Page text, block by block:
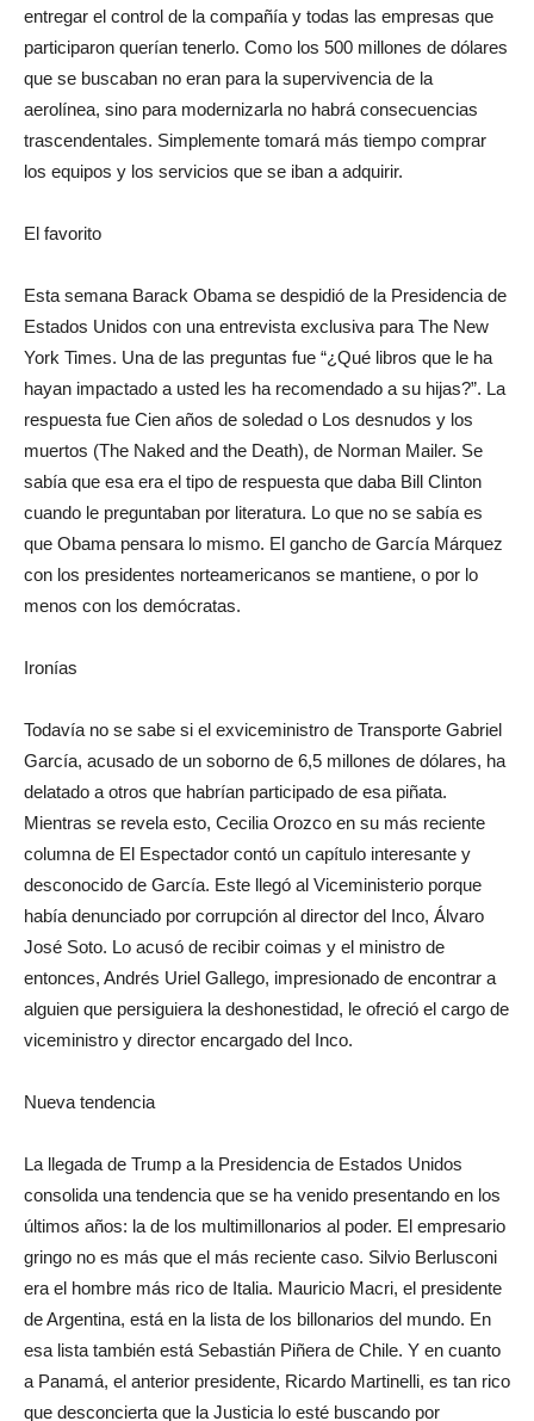
entregar el control de la compañía y todas las empresas que
participaron querían tenerlo. Como los 500 millones de dólares
que se buscaban no eran para la supervivencia de la
aerolínea, sino para modernizarla no habrá consecuencias
trascendentales. Simplemente tomará más tiempo comprar
los equipos y los servicios que se iban a adquirir.
El favorito
Esta semana Barack Obama se despidió de la Presidencia de
Estados Unidos con una entrevista exclusiva para The New
York Times. Una de las preguntas fue “¿Qué libros que le ha
hayan impactado a usted les ha recomendado a su hijas?”. La
respuesta fue Cien años de soledad o Los desnudos y los
muertos (The Naked and the Death), de Norman Mailer. Se
sabía que esa era el tipo de respuesta que daba Bill Clinton
cuando le preguntaban por literatura. Lo que no se sabía es
que Obama pensara lo mismo. El gancho de García Márquez
con los presidentes norteamericanos se mantiene, o por lo
menos con los demócratas.
Ironías
Todavía no se sabe si el exviceministro de Transporte Gabriel
García, acusado de un soborno de 6,5 millones de dólares, ha
delatado a otros que habrían participado de esa piñata.
Mientras se revela esto, Cecilia Orozco en su más reciente
columna de El Espectador contó un capítulo interesante y
desconocido de García. Este llegó al Viceministerio porque
había denunciado por corrupción al director del Inco, Álvaro
José Soto. Lo acusó de recibir coimas y el ministro de
entonces, Andrés Uriel Gallego, impresionado de encontrar a
alguien que persiguiera la deshonestidad, le ofreció el cargo de
viceministro y director encargado del Inco.
Nueva tendencia
La llegada de Trump a la Presidencia de Estados Unidos
consolida una tendencia que se ha venido presentando en los
últimos años: la de los multimillonarios al poder. El empresario
gringo no es más que el más reciente caso. Silvio Berlusconi
era el hombre más rico de Italia. Mauricio Macri, el presidente
de Argentina, está en la lista de los billonarios del mundo. En
esa lista también está Sebastián Piñera de Chile. Y en cuanto
a Panamá, el anterior presidente, Ricardo Martinelli, es tan rico
que desconcierta que la Justicia lo esté buscando por